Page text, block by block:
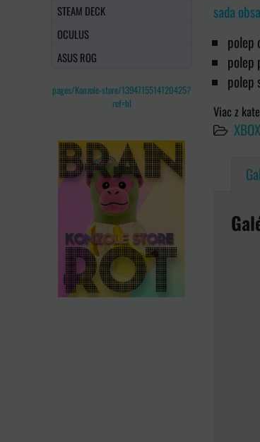
sada
polep
polep
polep
Viac z
STEAM DECK
OCULUS
ASUS ROG
pages/Konzole-store/1394715514120425?
ref=hl